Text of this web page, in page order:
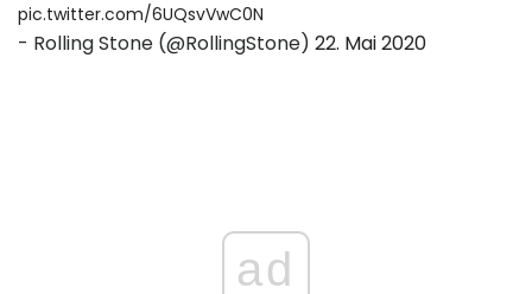
pic.twitter.com/6UQsvVwC0N
- Rolling Stone (@RollingStone) 22. Mai 2020
ad